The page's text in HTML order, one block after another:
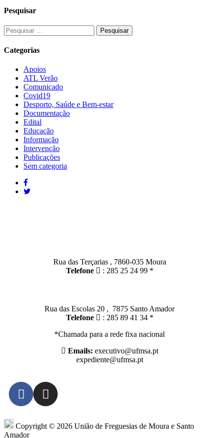
Pesquisar
Categorias
Apoios
ATL Verão
Comunicado
Covid19
Desporto, Saúde e Bem-estar
Documentação
Edital
Educação
Informação
Intervenção
Publicações
Sem categoria
Rua das Terçarias , 7860-035 Moura
Telefone
: 285 25 24 99 *
Rua das Escolas 20 , 7875 Santo Amador
Telefone
: 285 89 41 34 *
*Chamada para a rede fixa nacional
Emails: executivo@ufmsa.pt
expediente@ufmsa.pt
Copyright © 2026 União de Freguesias de Moura e Santo
Amador